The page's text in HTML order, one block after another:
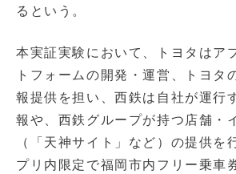
るという。
本実証実験において、トヨタはア
トフォームの開発・運営、トヨタ
報提供を担い、西鉄は自社が運行
報や、西鉄グループが持つ店舗・
（「天神サイト」など）の提供を
プリ内限定で福岡市内フリー乗車